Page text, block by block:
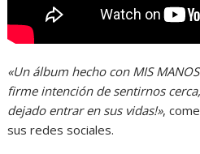
«Un álbum hecho con MIS
firme intención de sentirnos
dejado entrar en sus vidas!»,
sus redes sociales.